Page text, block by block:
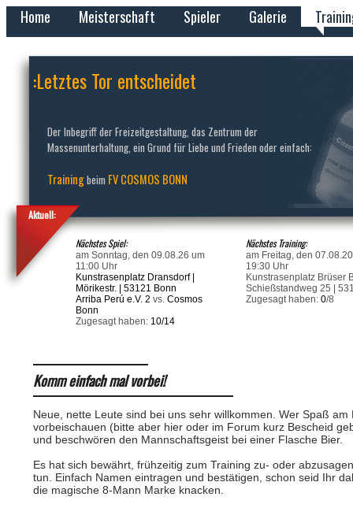
Home Meisterschaft Spieler Galerie
:Letztes Tor entscheidet
Der Inbegriff der Freizeitgestaltung, das Zentrum der
Massenunterhaltung, ein Grund für Liebe und Frieden oder einfach:
Trainingbeim FV COSMOS BONN
Aktuell:
Nächstes Spiel:
am Sonntag, den 09.08.26 um
11:00 Uhr
Kunstrasenplatz Dransdorf |
Mörikestr. | 53121 Bonn
Arriba Perú e.V. 2 vs. Cosmos
Bonn
Zugesagt haben: 10/14
Nächstes Training:
am Freitag, den
19:30 Uhr
Kunstrasenplatz Brüser
Schießstandweg 25 |
Zugesagt haben: 0/8
Komm einfach mal vorbei!
Neue, nette Leute sind bei uns sehr willkommen. Wer Spaß
vorbeischauen (bitte aber hier oder im Forum kurz Bescheid
und beschwören den Mannschaftsgeist bei einer Flasche Bier.
Es hat sich bewährt, frühzeitig zum Training zu- oder
tun. Einfach Namen eintragen und bestätigen, schon seid Ihr
die magische 8-Mann Marke knacken.